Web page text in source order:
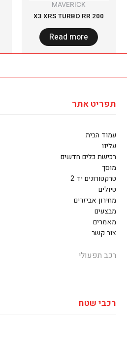
MAVERICK
X3 XRS TURBO RR 200
Read more
תפריט אתר
עמוד הבית
עלינו
רכישת כלים חדשים
מוסך
טרקטורונים יד 2
טיולים
מחירון אביזרים
מבצעים
מאמרים
צור קשר
רכב תפעולי
רכבי שטח